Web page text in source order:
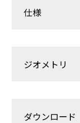
仕様
ジオメトリ
ダウンロード